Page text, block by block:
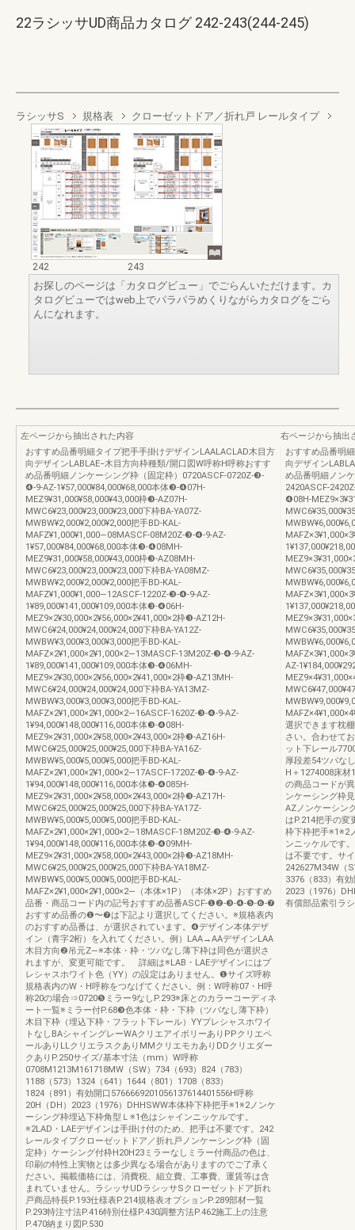
22ラシッサUD商品カタログ 242-243(244-245)
ラシッサS 規格表 クローゼットドア／折れ戸 レールタイプ
242
243
お探しのページは「カタログビュー」でごらんいただけます。カ
タログビューではweb上でパラパラめくりながらカタログをごら
んになれます。
左ページから抽出された内容
おすすめ品番明細タイプ把手手掛けデザインLAALACLAD木目方
向デザインLABLAE−木目方向枠種類/開口図W呼称H呼称おすす
め品番明細ノンケーシング枠（固定枠）0720ASCF-0720Z-❸-
❹-9-AZ-1¥57,000¥84,000¥68,000本体❸-❹07H-
MEZ9¥31,000¥58,000¥43,000枠❸-AZ07H-
MWC6¥23,000¥23,000¥23,000下枠BA-YA07Z-
MWBW¥2,000¥2,000¥2,000把手BD-KAL-
MAFZ¥1,000¥1,000―08MASCF-08M20Z-❸-❹-9-AZ-
1¥57,000¥84,000¥68,000本体❸-❹08MH-
MEZ9¥31,000¥58,000¥43,000枠❸-AZ08MH-
MWC6¥23,000¥23,000¥23,000下枠BA-YA08MZ-
MWBW¥2,000¥2,000¥2,000把手BD-KAL-
MAFZ¥1,000¥1,000―12ASCF-1220Z-❸-❹-9-AZ-
1¥89,000¥141,000¥109,000本体❸-❹06H-
MEZ9×2¥30,000×2¥56,000×2¥41,000×2枠❸-AZ12H-
MWC6¥24,000¥24,000¥24,000下枠BA-YA12Z-
MWBW¥3,000¥3,000¥3,000把手BD-KAL-
MAFZ×2¥1,000×2¥1,000×2―13MASCF-13M20Z-❸-❹-9-AZ-
1¥89,000¥141,000¥109,000本体❸-❹06MH-
MEZ9×2¥30,000×2¥56,000×2¥41,000×2枠❸-AZ13MH-
MWC6¥24,000¥24,000¥24,000下枠BA-YA13MZ-
MWBW¥3,000¥3,000¥3,000把手BD-KAL-
MAFZ×2¥1,000×2¥1,000×2―16ASCF-1620Z-❸-❹-9-AZ-
1¥94,000¥148,000¥116,000本体❸-❹08H-
MEZ9×2¥31,000×2¥58,000×2¥43,000×2枠❸-AZ16H-
MWC6¥25,000¥25,000¥25,000下枠BA-YA16Z-
MWBW¥5,000¥5,000¥5,000把手BD-KAL-
MAFZ×2¥1,000×2¥1,000×2―17ASCF-1720Z-❸-❹-9-AZ-
1¥94,000¥148,000¥116,000本体❸-❹085H-
MEZ9×2¥31,000×2¥58,000×2¥43,000×2枠❸-AZ17H-
MWC6¥25,000¥25,000¥25,000下枠BA-YA17Z-
MWBW¥5,000¥5,000¥5,000把手BD-KAL-
MAFZ×2¥1,000×2¥1,000×2―18MASCF-18M20Z-❸-❹-9-AZ-
1¥94,000¥148,000¥116,000本体❸-❹09MH-
MEZ9×2¥31,000×2¥58,000×2¥43,000×2枠❸-AZ18MH-
MWC6¥25,000¥25,000¥25,000下枠BA-YA18MZ-
MWBW¥5,000¥5,000¥5,000把手BD-KAL-
MAFZ×2¥1,000×2¥1,000×2―（本体×1P）（本体×2P）おすすめ
品番・商品コード内の記号おすすめ品番ASCF-❶❷-❸-❹-❺-❻-❼
おすすめ品番の❶〜❼は下記より選択してください。※規格表内
のおすすめ品番は、が選択されています。❹デザイン本体デザ
イン（青字2桁）を入れてください。例）LAA→AAデザインLAA
木目方向❷吊元Z—※本体・枠・ツバなし薄下枠は同色が選択さ
れますが、変更可能です。 詳細は※LAB・LAEデザインにはプ
レシャスホワイト色（YY）の設定はありません。❶サイズ呼称
規格表内のW・H呼称をつなげてください。例：W呼称07・H呼
称20の場合⇒0720❺ミラー9なしP.293※床とのカラーコーディネ
ート一覧※ミラー付P.68❸色本体・枠・下枠（ツバなし薄下枠）
木目下枠（埋込下枠・フラット下レール）YYプレシャスホワイ
トなしBAシャイングレーWAクリエアイボリーありPPクリエペ
ールありLLクリエラスクありMMクリエモカありDDクリエダー
クありP.250サイズ/基本寸法（mm）W呼称
0708M1213M161718MW（SW）734（693）824（783）
1188（573）1324（641）1644（801）1708（833）
1824（891）有効開口5766669201056137614401556H呼称
20H（DH）2023（1976）DHHSWW本体枠下枠把手※1※2ノンケ
ーシング枠埋込下枠角型Ｌ※1色はシャインニッケルです。
※2LAD・LAEデザインは手掛け付のため、把手は不要です。242
レールタイプクローゼットドア／折れ戸ノンケーシング枠（固
定枠）ケーシング付枠H20H23ミラーなしミラー付商品の色は、
印刷の特性上実物とは多少異なる場合がありますのでご了承く
ださい。掲載価格には、消費税、組立費、工事費、運賃等は含
まれていません。ラシッサUDラシッサSクローゼットドア折れ
戸商品特長P.193仕様表P.214規格表オプションP.289部材一覧
P.293特注寸法P.416特別仕様P.430調整方法P.462施工上の注意
P.470納まり図P.530
右ページから抽出
おすすめ品番明
向デザイン
め品番明細ノン
2420ASCF-
❹08H-
AZ-
選択できます枕
さい。合わせて
ット下レール
厚段差54ツバな
H＋1274008床
の商品コードが
ンケーシング枠
AZノンケーシン
はP.214把手の変
枠下枠把手※1※2
ンニッケルです
は不要です。サ
242627M34W（
3376（833）有
2023（1976）
有償部品索引ラ